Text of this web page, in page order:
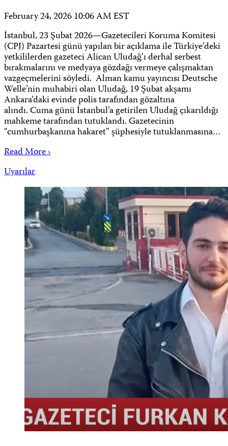
February 24, 2026 10:06 AM EST
İstanbul, 23 Şubat 2026—Gazetecileri Koruma Komitesi
(CPJ) Pazartesi günü yapılan bir açıklama ile Türkiye’deki
yetkililerden gazeteci Alican Uludağ’ı derhal serbest
bırakmalarını ve medyaya gözdağı vermeye çalışmaktan
vazgeçmelerini söyledi. Alman kamu yayıncısı Deutsche
Welle’nin muhabiri olan Uludağ, 19 Şubat akşamı
Ankara’daki evinde polis tarafından gözaltına
alındı. Cuma günü İstanbul’a getirilen Uludağ çıkarıldığı
mahkeme tarafından tutuklandı. Gazetecinin
“cumhurbaşkanına hakaret” şüphesiyle tutuklanmasına…
Read More ›
Uyarılar